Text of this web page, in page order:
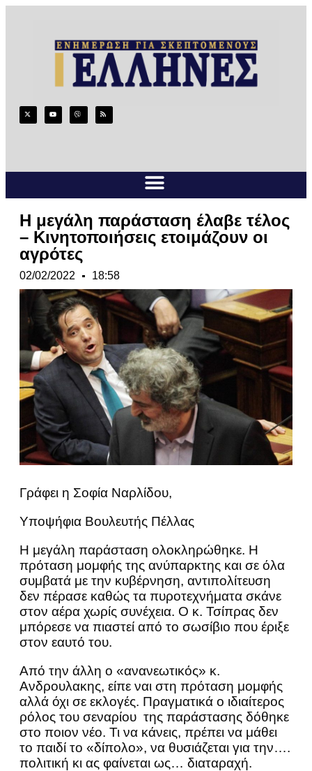
Η μεγάλη παράσταση έλαβε τέλος
– Κινητοποιήσεις ετοιμάζουν οι
αγρότες
02/02/2022 18:58
Γράφει η Σοφία Ναρλίδου,
Υποψήφια Βουλευτής Πέλλας
Η μεγάλη παράσταση ολοκληρώθηκε. Η
πρόταση μομφής της ανύπαρκτης και σε όλα
συμβατά με την κυβέρνηση, αντιπολίτευση
δεν πέρασε καθώς τα πυροτεχνήματα σκάνε
στον αέρα χωρίς συνέχεια. Ο κ. Τσίπρας δεν
μπόρεσε να πιαστεί από το σωσίβιο που έριξε
στον εαυτό του.
Από την άλλη ο «ανανεωτικός» κ.
Ανδρουλακης, είπε ναι στη πρόταση μομφής
αλλά όχι σε εκλογές. Πραγματικά ο ιδιαίτερος
ρόλος του σεναρίου της παράστασης δόθηκε
στο ποιον νέο. Τι να κάνεις, πρέπει να μάθει
το παιδί το «δίπολο», να θυσιάζεται για την….
πολιτική κι ας φαίνεται ως… διαταραχή.